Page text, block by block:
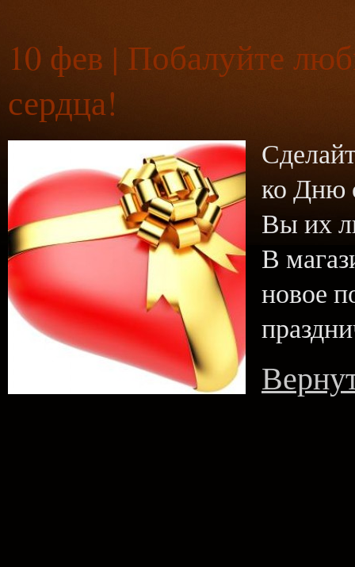
10 фев | Побалуйте
сердца!
ко Дню
Вы их
В
новое